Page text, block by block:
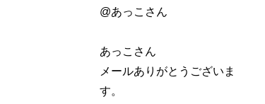
@あっこさん
あっこさん
メールありがとうございま
す。